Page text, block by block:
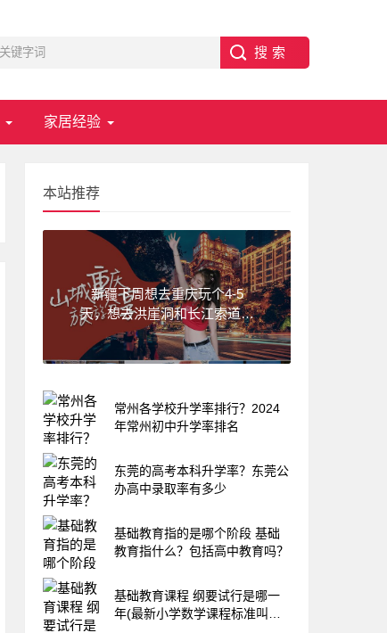
家居经验
本站推荐
新疆下周想去重庆玩个4-5
天，想去洪崖洞和长江索道，
武隆天坑,求一份重庆旅游攻
略！费用不要太高?
常州各学校升学率排行？2024
年常州初中升学率排名
东莞的高考本科升学率？东莞公
办高中录取率有多少
基础教育指的是哪个阶段 基础
教育指什么？包括高中教育吗？
基础教育课程 纲要试行是哪一
年(最新小学数学课程标准叫什